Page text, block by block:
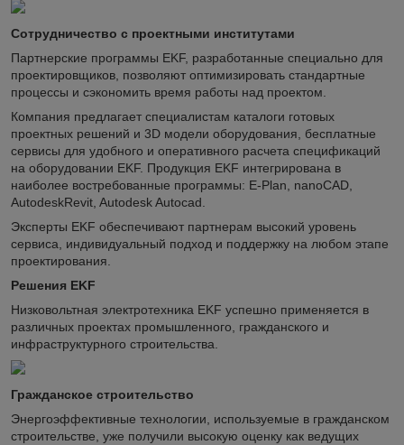
Сотрудничество с проектными институтами
Партнерские программы EKF, разработанные специально для
проектировщиков, позволяют оптимизировать стандартные
процессы и сэкономить время работы над проектом.
Компания предлагает специалистам каталоги готовых
проектных решений и 3D модели оборудования, бесплатные
сервисы для удобного и оперативного расчета спецификаций
на оборудовании EKF. Продукция EKF интегрирована в
наиболее востребованные программы: E-Plan, nanoCAD,
AutodeskRevit, Autodesk Autocad.
Эксперты EKF обеспечивают партнерам высокий уровень
сервиса, индивидуальный подход и поддержку на любом этапе
проектирования.
Решения EKF
Низковольтная электротехника EKF успешно применяется в
различных проектах промышленного, гражданского и
инфраструктурного строительства.
Гражданское строительство
Энергоэффективные технологии, используемые в гражданском
строительстве, уже получили высокую оценку как ведущих